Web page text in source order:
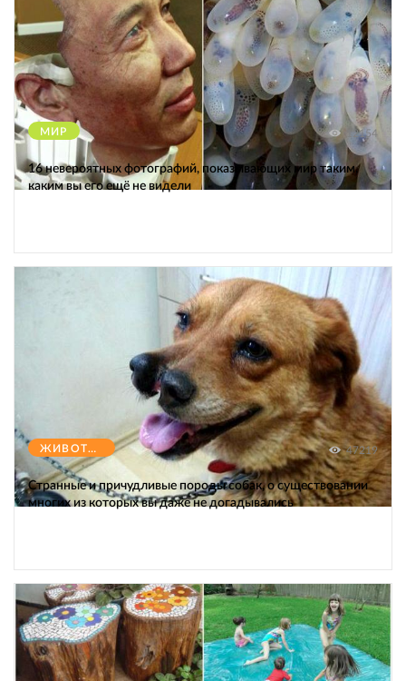
МИР 12154
16 невероятных фотографий, показывающих мир таким,
каким вы его ещё не видели
ЖИВОТНЫЕ 47219
Странные и причудливые породы собак, о существовании
многих из которых вы даже не догадывались